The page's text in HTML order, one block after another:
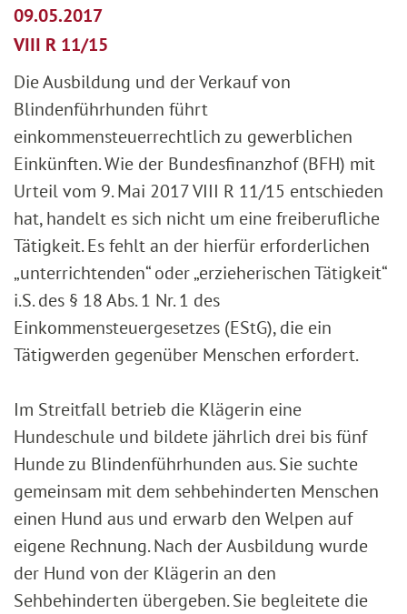
09.05.2017
VIII R 11/15
Die Ausbildung und der Verkauf von
Blindenführhunden führt
einkommensteuerrechtlich zu gewerblichen
Einkünften. Wie der Bundesfinanzhof (BFH) mit
Urteil vom 9. Mai 2017 VIII R 11/15 entschieden
hat, handelt es sich nicht um eine freiberufliche
Tätigkeit. Es fehlt an der hierfür erforderlichen
„unterrichtenden“ oder „erzieherischen Tätigkeit“
i.S. des § 18 Abs. 1 Nr. 1 des
Einkommensteuergesetzes (EStG), die ein
Tätigwerden gegenüber Menschen erfordert.
Im Streitfall betrieb die Klägerin eine
Hundeschule und bildete jährlich drei bis fünf
Hunde zu Blindenführhunden aus. Sie suchte
gemeinsam mit dem sehbehinderten Menschen
einen Hund aus und erwarb den Welpen auf
eigene Rechnung. Nach der Ausbildung wurde
der Hund von der Klägerin an den
Sehbehinderten übergeben. Sie begleitete die